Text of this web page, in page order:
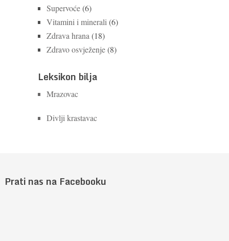
Supervoće(6)
Vitamini i minerali (6)
Zdrava hrana (18)
Zdravo osvježenje(8)
Leksikon bilja
Mrazovac
Divlji krastavac
Prati nas na Facebooku